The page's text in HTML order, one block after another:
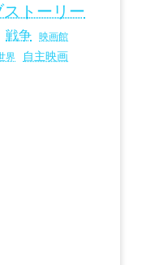
ストーリー
戦争 映画館
界
自主映画